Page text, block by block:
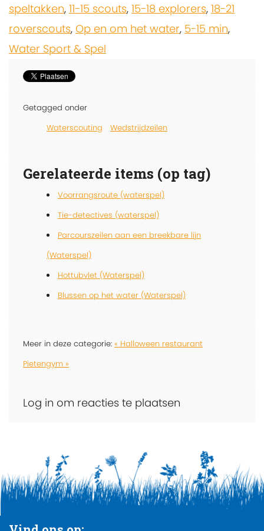
speltakken, 11-15 scouts, 15-18 explorers, 18-21
roverscouts, Op en om het water, 5-15 min,
Water Sport & Spel
Getagged onder
Waterscouting
Wedstrijdzeilen
Gerelateerde items (op tag)
Voorrangsroute (waterspel)
Tie-detectives (waterspel)
Parcourszeilen aan een breekbare lijn
(Waterspel)
Hottubvlet (Waterspel)
Blussen op het water (Waterspel)
Meer in deze categorie: « Halloween restaurant
Pietengym »
Log in om reacties te plaatsen